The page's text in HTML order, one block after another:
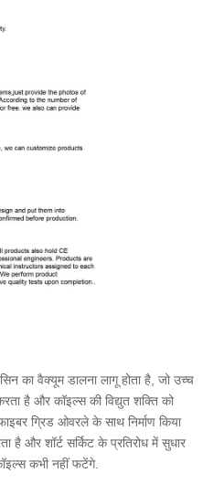
का वैक्यूम डालना लागू होता है, जो उच्च
है और कॉइल्स की विद्युत शक्ति को
ग्रिड ओवरले के साथ निर्माण किया
है और शॉर्ट सर्किट के प्रतिरोध में सुधार
कभी नहीं फटेंगे.